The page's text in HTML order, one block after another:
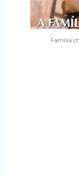
Família